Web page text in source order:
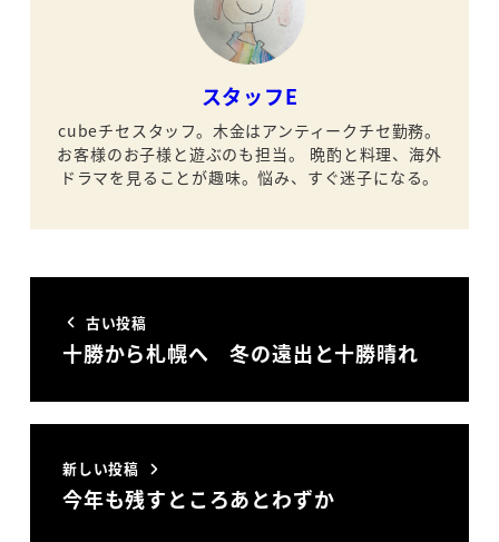
スタッフE
cubeチセスタッフ。木金はアンティークチセ勤務。
お客様のお子様と遊ぶのも担当。
晩酌と料理、海外
ドラマを見ることが趣味。悩み、すぐ迷子になる。
古い投稿
十勝から札幌へ 冬の遠出と十勝晴れ
新しい投稿
今年も残すところあとわずか